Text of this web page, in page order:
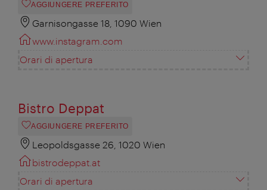
AGGIUNGERE PREFERITO
Garnisongasse 18, 1090 Wien
www.instagram.com
Orari di apertura
Bistro Deppat
AGGIUNGERE PREFERITO
Leopoldsgasse 26, 1020 Wien
bistrodeppat.at
Orari di apertura